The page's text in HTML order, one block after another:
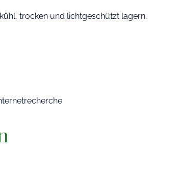
trocken und lichtgeschützt lagern.